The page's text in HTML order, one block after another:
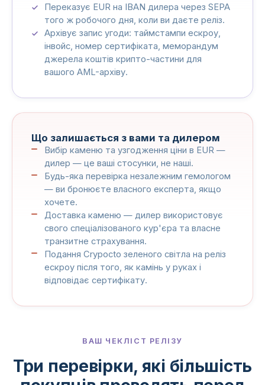
Переказує EUR на IBAN дилера через SEPA
того ж робочого дня, коли ви даєте реліз.
Архівує запис угоди: таймстампи ескроу,
інвойс, номер сертифіката, меморандум
джерела коштів крипто-частини для
вашого AML-архіву.
Що залишається з вами та дилером
Вибір каменю та узгодження ціни в EUR —
дилер — це ваші стосунки, не наші.
Будь-яка перевірка незалежним гемологом
— ви бронюєте власного експерта, якщо
хочете.
Доставка каменю — дилер використовує
свого спеціалізованого кур'єра та власне
транзитне страхування.
Подання Crypocto зеленого світла на реліз
ескроу після того, як камінь у руках і
відповідає сертифікату.
ВАШ ЧЕКЛІСТ РЕЛІЗУ
Три перевірки, які більшість